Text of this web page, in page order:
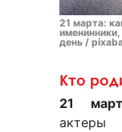
21 марта:
день /
Кто
21